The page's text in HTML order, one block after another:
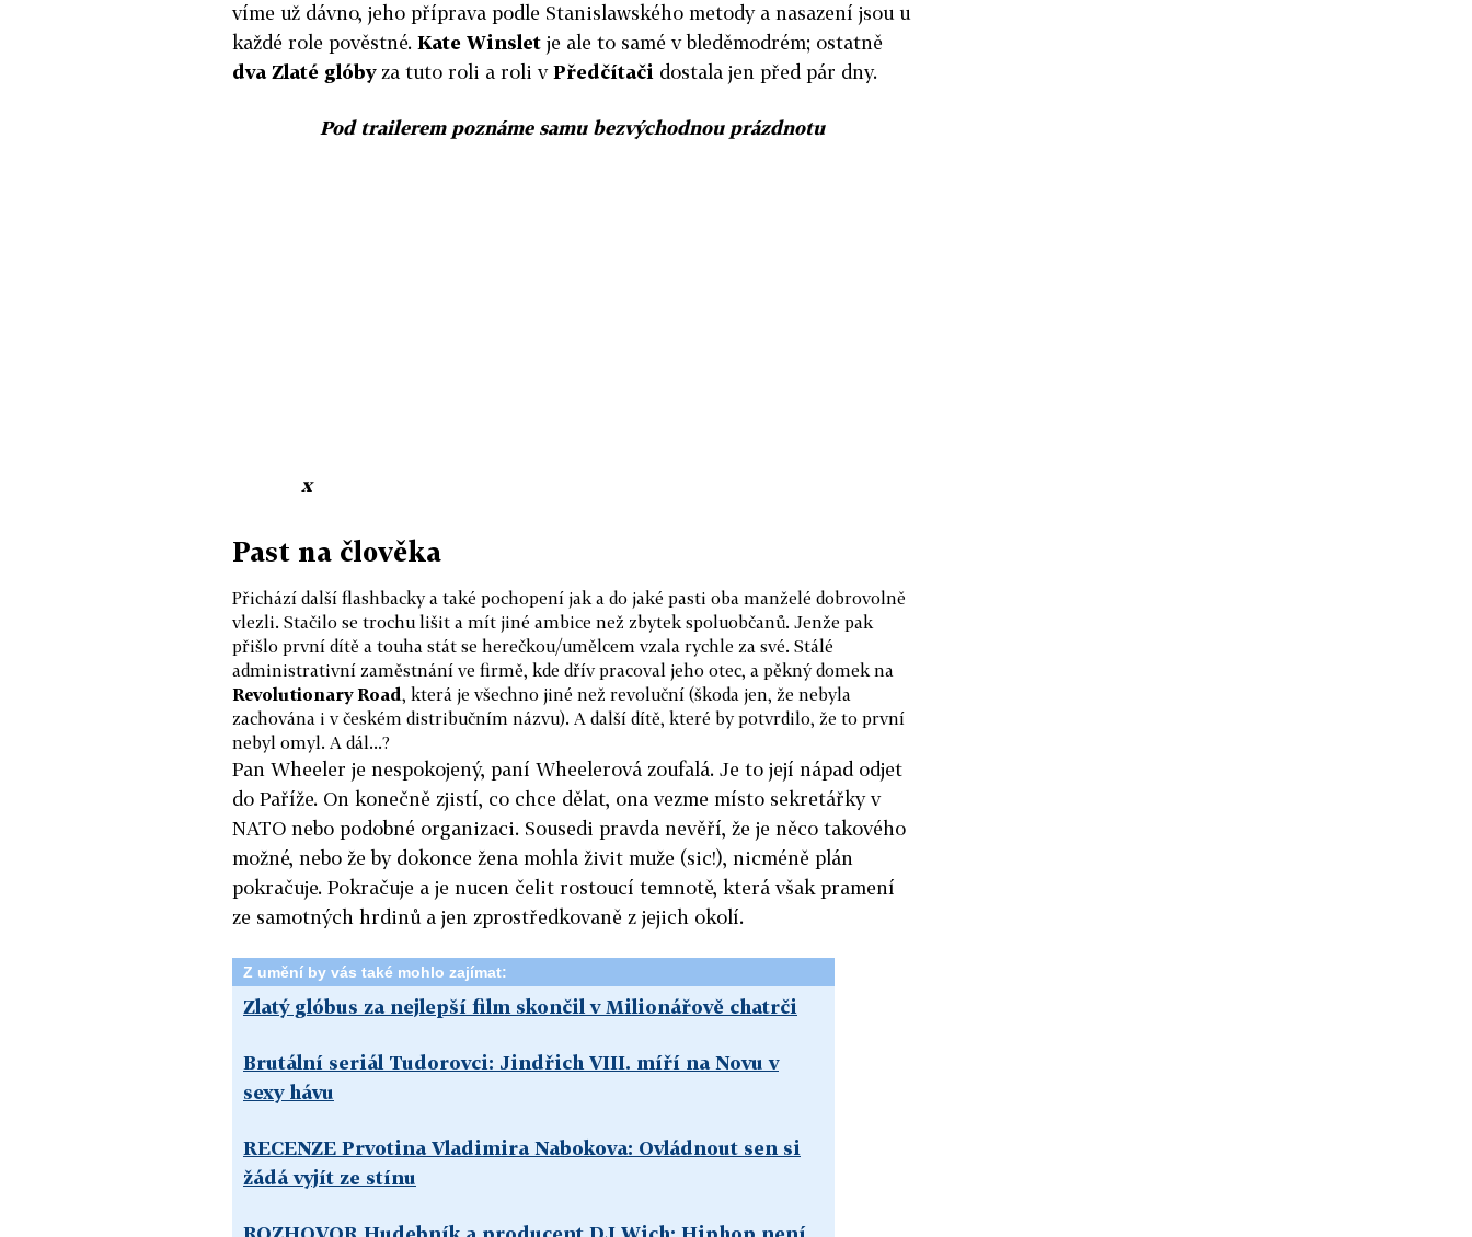
víme už dávno, jeho příprava podle Stanislawského metody a nasazení jsou u
každé role pověstné. Kate Winslet je ale to samé v bleděmodrém; ostatně
dva Zlaté glóbyza tuto roli a roli vPředčítači dostala jen před pár dny.
Pod trailerem poznáme samu bezvýchodnou prázdnotu
x
Past na člověka
Přichází další flashbacky a také pochopení jak a do jaké pasti oba manželé dobrovolně
vlezli. Stačilo se trochu lišit a mít jiné ambice než zbytek spoluobčanů. Jenže pak
přišlo první dítě a touha stát se herečkou/umělcem vzala rychle za své. Stálé
administrativní zaměstnání ve firmě, kde dřív pracoval jeho otec, a pěkný domek na
Revolutionary Road, která je všechno jiné než revoluční (škoda jen, že nebyla
zachována i v českém distribučním názvu). A další dítě, které by potvrdilo, že to první
nebyl omyl. A dál...?
Pan Wheeler je nespokojený, paní Wheelerová zoufalá. Je to její nápad odjet
do Paříže. On konečně zjistí, co chce dělat, ona vezme místo sekretářky v
NATO nebo podobné organizaci. Sousedi pravda nevěří, že je něco takového
možné, nebo že by dokonce žena mohla živit muže (sic!), nicméně plán
pokračuje. Pokračuje a je nucen čelit rostoucí temnotě, která však pramení
ze samotných hrdinů a jen zprostředkovaně z jejich okolí.
Z umění by vás také mohlo zajímat:
Zlatý glóbus za nejlepší film skončil v Milionářově chatrči
Brutální seriál Tudorovci: Jindřich VIII. míří na Novu v
sexy hávu
RECENZE Prvotina Vladimira Nabokova: Ovládnout sen si
žádá vyjít ze stínu